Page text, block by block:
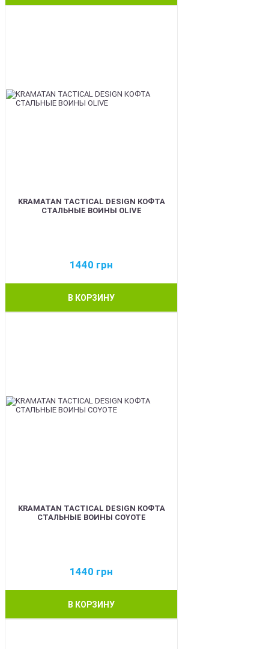
KRAMATAN TACTICAL DESIGN КОФТА
СТАЛЬНЫЕ ВОИНЫ OLIVE
1440 грн
В КОРЗИНУ
KRAMATAN TACTICAL DESIGN КОФТА
СТАЛЬНЫЕ ВОИНЫ COYOTE
1440 грн
В КОРЗИНУ